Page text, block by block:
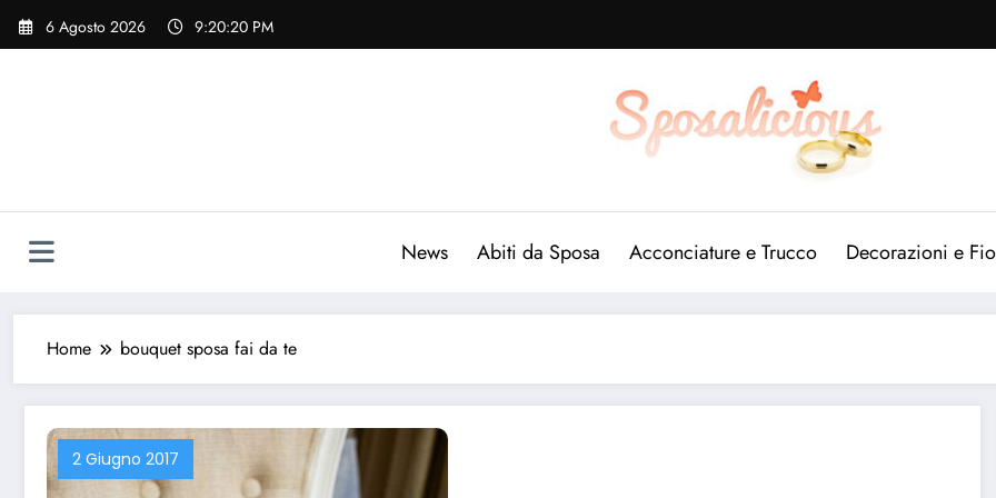
Vai
6 Agosto 2026 9:20:21 PM
News Abiti da Sposa Acconciature e Trucco Decorazioni e
Home bouquet sposa fai da te
2 Giugno 2017